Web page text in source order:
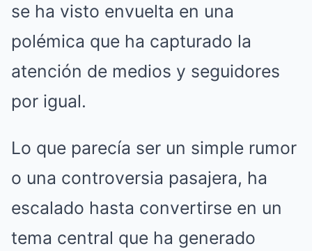
se ha visto envuelta en una
polémica que ha capturado la
atención de medios y seguidores
por igual.
Lo que parecía ser un simple rumor
o una controversia pasajera, ha
escalado hasta convertirse en un
tema central que ha generado